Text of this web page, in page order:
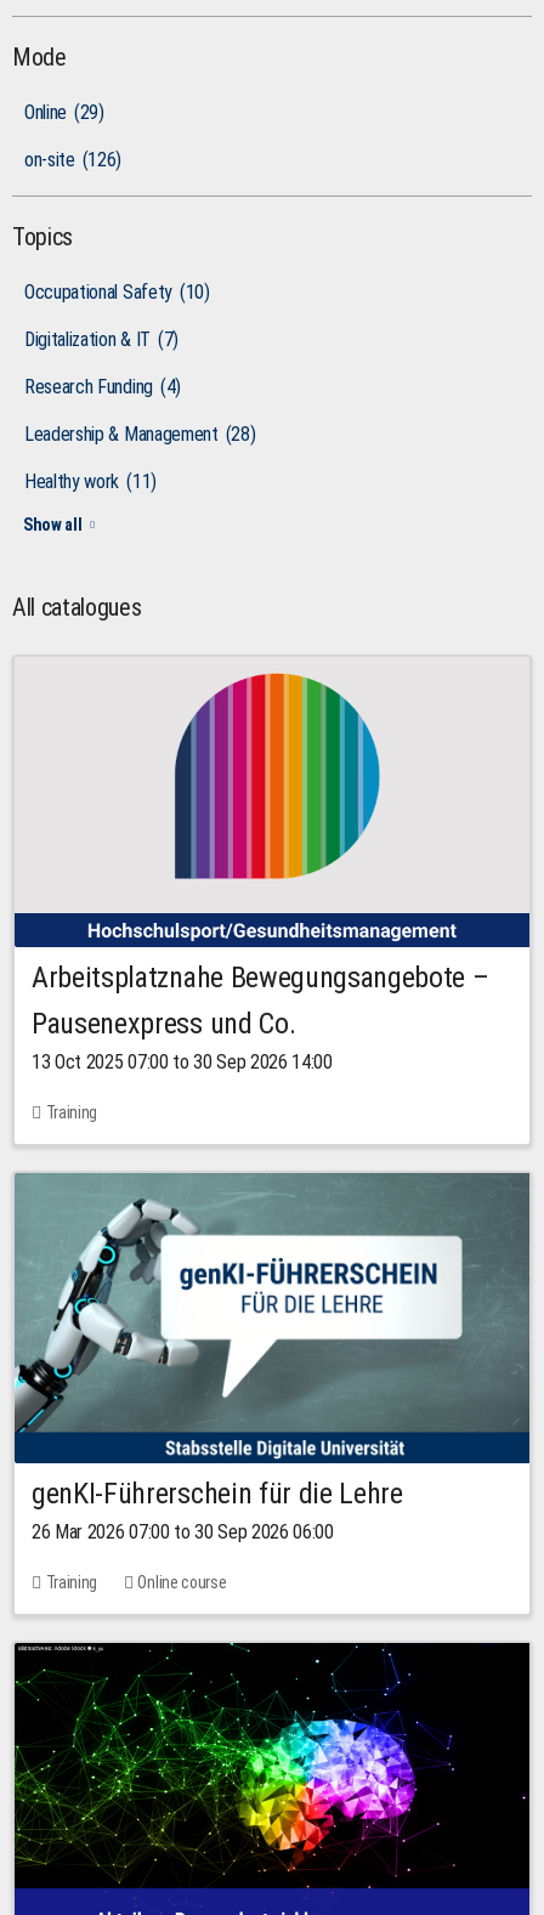
Mode
Online (29)
on-site (126)
Topics
Occupational Safety (10)
Digitalization & IT (7)
Research Funding (4)
Leadership & Management (28)
Healthy work (11)
Show all
All catalogues
Arbeitsplatznahe Bewegungsangebote –
Pausenexpress und Co.
13 Oct 2025 07:00 to 30 Sep 2026 14:00
Training
genKI-Führerschein für die Lehre
26 Mar 2026 07:00 to 30 Sep 2026 06:00
Training Online course